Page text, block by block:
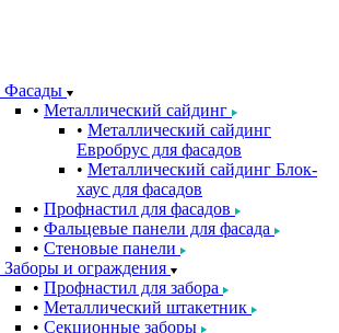
Фасады
Металлический сайдинг
Металлический сайдинг
Евробрус для фасадов
Металлический сайдинг Блок-
хаус для фасадов
Профнастил для фасадов
Фальцевые панели для фасада
Стеновые панели
Заборы и ограждения
Профнастил для забора
Металлический штакетник
Секционные заборы